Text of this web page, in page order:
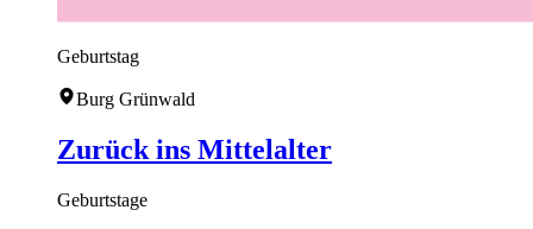
Geburtstag
Burg Grünwald
Zurück ins Mittelalter
Geburtstage